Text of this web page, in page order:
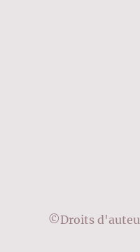
©Droits